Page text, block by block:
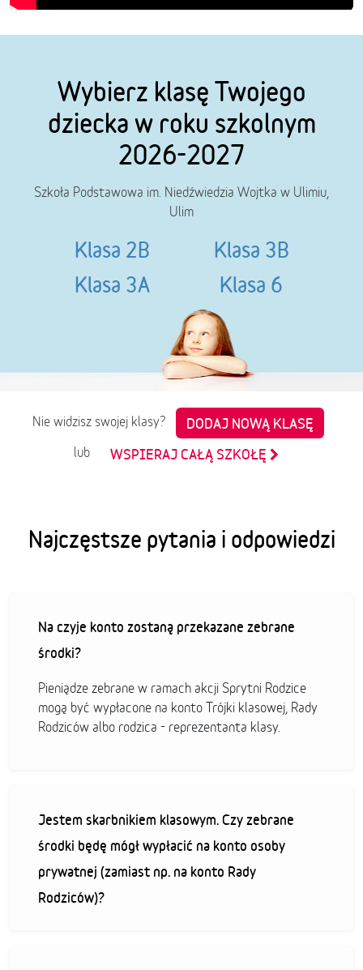
Wybierz klasę Twojego
dziecka w roku szkolnym
2026-2027
Szkoła Podstawowa im. Niedźwiedzia Wojtka w Ulimiu,
Ulim
Klasa 2B
Klasa 3A
Klasa 3B
Klasa 6
Nie widzisz swojej klasy?
DODAJ NOWĄ KLASĘ
lub
WSPIERAJ CAŁĄ SZKOŁĘ
Najczęstsze pytania i odpowiedzi
Na czyje konto zostaną przekazane zebrane
środki?
Pieniądze zebrane w ramach akcji Sprytni Rodzice
mogą być wypłacone na konto Trójki klasowej, Rady
Rodziców albo rodzica - reprezentanta klasy.
Jestem skarbnikiem klasowym. Czy zebrane
środki będę mógł wypłacić na konto osoby
prywatnej (zamiast np. na konto Rady
Rodziców)?